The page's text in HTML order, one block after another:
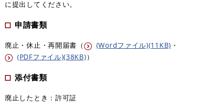
に提出してください。
申請書類
廃止・休止・再開届書（ (Wordファイル)(11KB) ・
(PDFファイル)(38KB)）
添付書類
廃止したとき：許可証